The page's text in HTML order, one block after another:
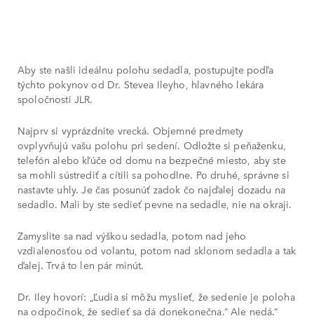
Aby ste našli ideálnu polohu sedadla, postupujte podľa
týchto pokynov od Dr. Stevea Ileyho, hlavného lekára
spoločnosti JLR.
Najprv si vyprázdnite vrecká. Objemné predmety
ovplyvňujú vašu polohu pri sedení. Odložte si peňaženku,
telefón alebo kľúče od domu na bezpečné miesto, aby ste
sa mohli sústrediť a cítili sa pohodlne. Po druhé, správne si
nastavte uhly. Je čas posunúť zadok čo najďalej dozadu na
sedadlo. Mali by ste sedieť pevne na sedadle, nie na okraji.
Zamyslite sa nad výškou sedadla, potom nad jeho
vzdialenosťou od volantu, potom nad sklonom sedadla a tak
ďalej. Trvá to len pár minút.
Dr. Iley hovorí: „Ľudia si môžu myslieť, že sedenie je poloha
na odpočinok, že sedieť sa dá donekonečna.“ Ale nedá.“